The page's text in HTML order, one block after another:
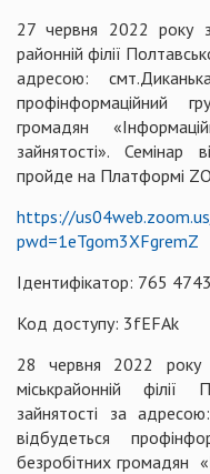
27 червня 2022
районній філії
адресою:
профінформаційний
громадян
зайнятості».
пройде на Платформі
https://
pwd=1eTgom3XFgremZ
Ідентифікатор: 765
Код доступу: 3fEFAk
28 червня 2022
міськрайонній філії
зайнятості за
відбудеться
безробітних громадян